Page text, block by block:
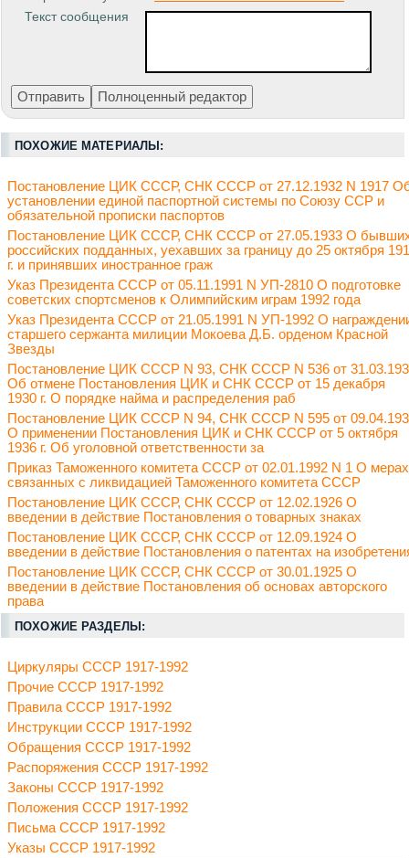
Текст сообщения
ПОХОЖИЕ МАТЕРИАЛЫ:
Постановление ЦИК СССР, СНК СССР от 27.12.1932 N 1917
установлении единой паспортной системы по Союзу ССР и
обязательной прописки паспортов
Постановление ЦИК СССР, СНК СССР от 27.05.1933 О
российских подданных, уехавших за границу до 25 октября
г. и принявших иностранное граж
Указ Президента СССР от 05.11.1991 N УП-2810 О подготовке
советских спортсменов к Олимпийским играм 1992 года
Указ Президента СССР от 21.05.1991 N УП-1992 О
старшего сержанта милиции Мокоева Д.Б. орденом Красной
Звезды
Постановление ЦИК СССР N 93, СНК СССР N 536 от
Об отмене Постановления ЦИК и СНК СССР от 15 декабря
1930 г. О порядке найма и распределения раб
Постановление ЦИК СССР N 94, СНК СССР N 595 от
О применении Постановления ЦИК и СНК СССР от 5 октября
1936 г. Об уголовной ответственности за
Приказ Таможенного комитета СССР от 02.01.1992 N 1 О
связанных с ликвидацией Таможенного комитета СССР
Постановление ЦИК СССР, СНК СССР от 12.02.1926 О
введении в действие Постановления о товарных знаках
Постановление ЦИК СССР, СНК СССР от 12.09.1924 О
введении в действие Постановления о патентах на
Постановление ЦИК СССР, СНК СССР от 30.01.1925 О
введении в действие Постановления об основах авторского
права
ПОХОЖИЕ РАЗДЕЛЫ:
Циркуляры СССР 1917-1992
Прочие СССР 1917-1992
Правила СССР 1917-1992
Инструкции СССР 1917-1992
Обращения СССР 1917-1992
Распоряжения СССР 1917-1992
Законы СССР 1917-1992
Положения СССР 1917-1992
Письма СССР 1917-1992
Указы СССР 1917-1992